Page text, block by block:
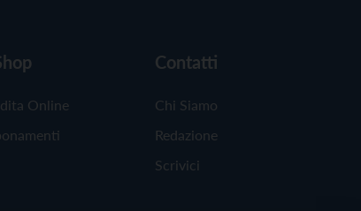
Online
Contatti
Chi Siamo
Redazione
Scrivici